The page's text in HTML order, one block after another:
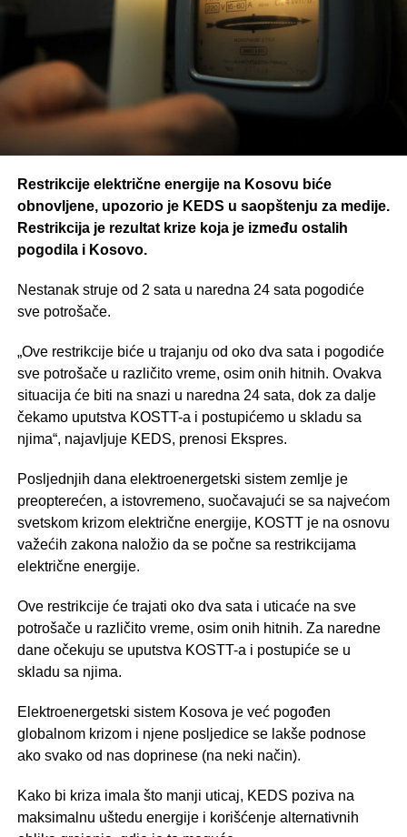
Restrikcije električne energije na Kosovu biće
obnovljene, upozorio je KEDS u saopštenju za medije.
Restrikcija je rezultat krize koja je između ostalih
pogodila i Kosovo.
Nestanak struje od 2 sata u naredna 24 sata pogodiće
sve potrošače.
„Ove restrikcije biće u trajanju od oko dva sata i pogodiće
sve potrošače u različito vreme, osim onih hitnih. Ovakva
situacija će biti na snazi u naredna 24 sata, dok za dalje
čekamo uputstva KOSTT-a i postupićemo u skladu sa
njima“, najavljuje KEDS, prenosi Ekspres.
Posljednjih dana elektroenergetski sistem zemlje je
preopterećen, a istovremeno, suočavajući se sa najvećom
svetskom krizom električne energije, KOSTT je na osnovu
važećih zakona naložio da se počne sa restrikcijama
električne energije.
Ove restrikcije će trajati oko dva sata i uticaće na sve
potrošače u različito vreme, osim onih hitnih. Za naredne
dane očekuju se uputstva KOSTT-a i postupiće se u
skladu sa njima.
Elektroenergetski sistem Kosova je već pogođen
globalnom krizom i njene posljedice se lakše podnose
ako svako od nas doprinese (na neki način).
Kako bi kriza imala što manji uticaj, KEDS poziva na
maksimalnu uštedu energije i korišćenje alternativnih